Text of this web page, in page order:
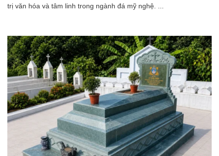
trị văn hóa và tâm linh trong ngành đá mỹ nghệ. ...